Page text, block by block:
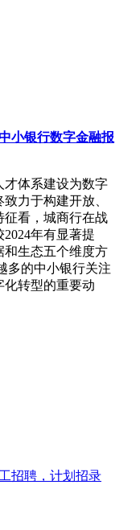
小银行数字金融报
才体系建设为数字
力于构建开放、
征看，城商行在战
年有显著提
和生态五个维度方
多的中小银行关注
化转型的重要动
招聘，计划招录